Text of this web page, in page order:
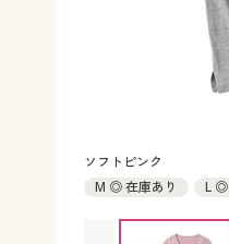
ソフトピンク
M ◎ 在庫あり
L ◎